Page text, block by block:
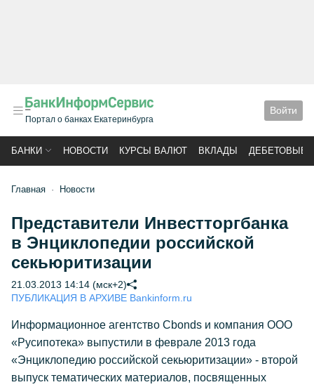
Портал о банках Екатеринбурга
Войти
БАНКИ НОВОСТИ КУРСЫ ВАЛЮТ ВКЛАДЫ ДЕБЕТОВЫЕ
Главная Новости
Представители Инвестторгбанка
в Энциклопедии российской
секьюритизации
21.03.2013 14:14 (мск+2)
ПУБЛИКАЦИЯ В АРХИВЕ Bankinform.ru
Информационное агентство Cbonds и компания ООО
«Русипотека» выпустили в феврале 2013 года
«Энциклопедию российской секьюритизации» - второй
выпуск тематических материалов, посвященных